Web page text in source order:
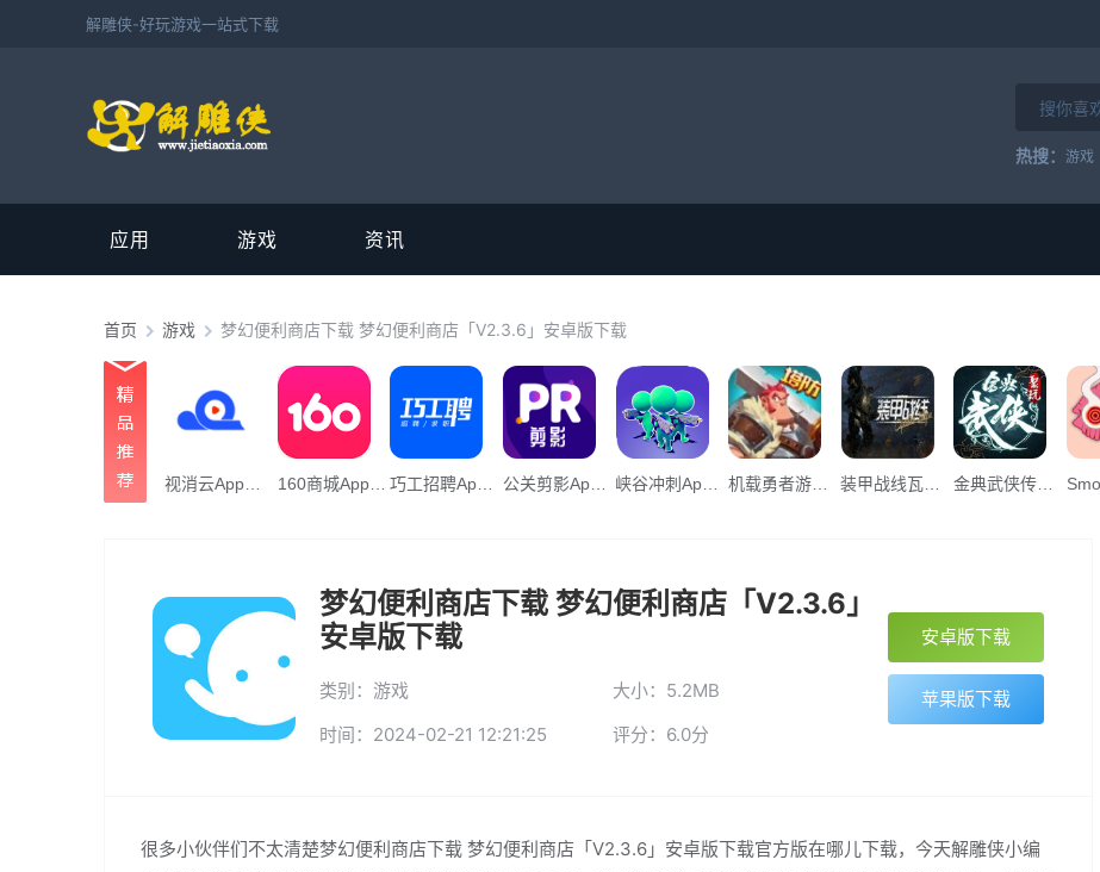
解雕侠-好玩游戏一站式下载
热搜： 游戏
应用 游戏 资讯
首页 游戏 梦幻便利商店下载 梦幻便利商店「V2.3.6」安卓版下载
160商城App下载_「160商城”22.09M下载 公关剪影App下载_“公关剪影”134.34M下载 机载勇者游戏官方版下载安装App下载_机载勇者游戏官方版下载安装v0.1下载
梦幻便利商店下载 梦幻便利商店「V2.3.6」
安卓版下载
类别：游戏
大小：5.2MB
时间：2024-02-21 12:21:25
评分：6.0分
安卓版下载
苹果版下载
很多小伙伴们不太清楚梦幻便利商店下载 梦幻便利商店「V2.3.6」安卓版下载官方版在哪儿下载，今天解雕侠小编